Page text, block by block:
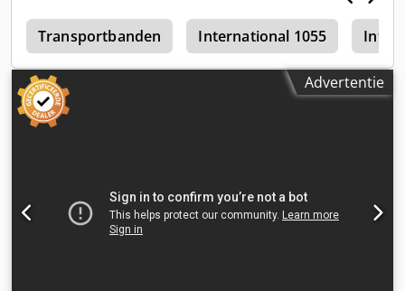
Transportbanden International 1055
Advertentie